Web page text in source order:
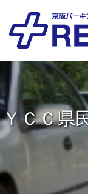
ＹＣＣ県